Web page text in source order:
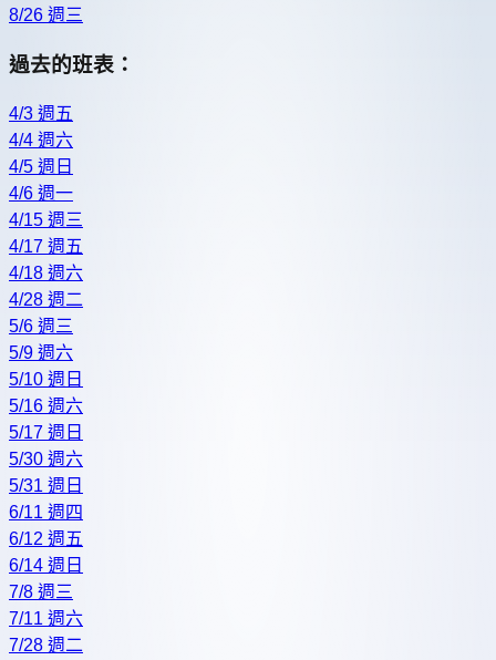
8/26 週三
過去的班表：
4/3 週五
4/4 週六
4/5 週日
4/6 週一
4/15 週三
4/17 週五
4/18 週六
4/28 週二
5/6 週三
5/9 週六
5/10 週日
5/16 週六
5/17 週日
5/30 週六
5/31 週日
6/11 週四
6/12 週五
6/14 週日
7/8 週三
7/11 週六
7/28 週二